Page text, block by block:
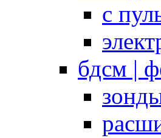
с
бдсм |